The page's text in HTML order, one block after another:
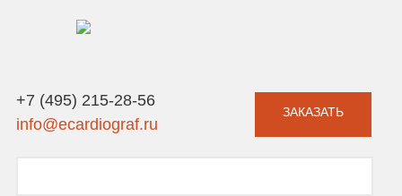
+7 (495) 215-28-56
info@ecardiograf.ru
ЗАКАЗАТЬ